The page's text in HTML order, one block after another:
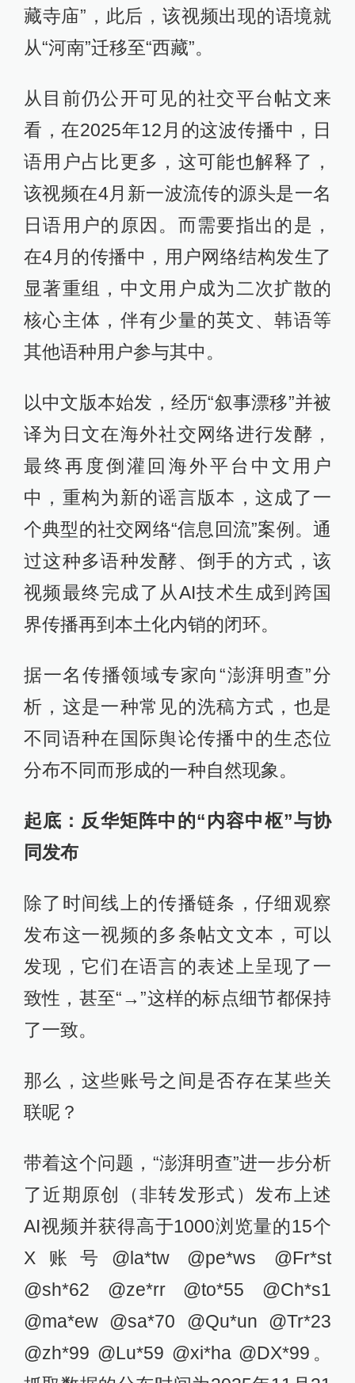
藏寺庙”，此后，该视频出现的语境就
从“河南”迁移至“西藏”。
从目前仍公开可见的社交平台帖文来
看，在2025年12月的这波传播中，日
语用户占比更多，这可能也解释了，
该视频在4月新一波流传的源头是一名
日语用户的原因。而需要指出的是，
在4月的传播中，用户网络结构发生了
显著重组，中文用户成为二次扩散的
核心主体，伴有少量的英文、韩语等
其他语种用户参与其中。
以中文版本始发，经历“叙事漂移”并被
译为日文在海外社交网络进行发酵，
最终再度倒灌回海外平台中文用户
中，重构为新的谣言版本，这成了一
个典型的社交网络“信息回流”案例。通
过这种多语种发酵、倒手的方式，该
视频最终完成了从AI技术生成到跨国
界传播再到本土化内销的闭环。
据一名传播领域专家向“澎湃明查”分
析，这是一种常见的洗稿方式，也是
不同语种在国际舆论传播中的生态位
分布不同而形成的一种自然现象。
起底：反华矩阵中的“内容中枢”与协
同发布
除了时间线上的传播链条，仔细观察
发布这一视频的多条帖文文本，可以
发现，它们在语言的表述上呈现了一
致性，甚至“→”这样的标点细节都保持
了一致。
那么，这些账号之间是否存在某些关
联呢？
带着这个问题，“澎湃明查”进一步分析
了近期原创（非转发形式）发布上述
AI视频并获得高于1000浏览量的15个
X账号@la*tw @pe*ws @Fr*st
@sh*62 @ze*rr @to*55 @Ch*s1
@ma*ew @sa*70 @Qu*un @Tr*23
@zh*99 @Lu*59 @xi*ha @DX*99。